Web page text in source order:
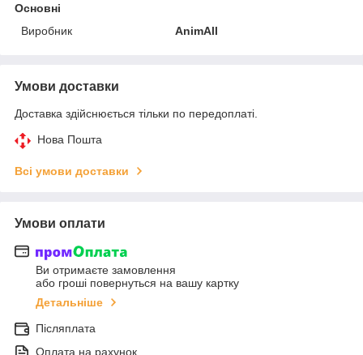
Основні
Виробник
AnimAll
Умови доставки
Доставка здійснюється тільки по передоплаті.
Нова Пошта
Всі умови доставки
Умови оплати
Ви отримаєте замовлення
або гроші повернуться на вашу картку
Детальніше
Післяплата
Оплата на рахунок